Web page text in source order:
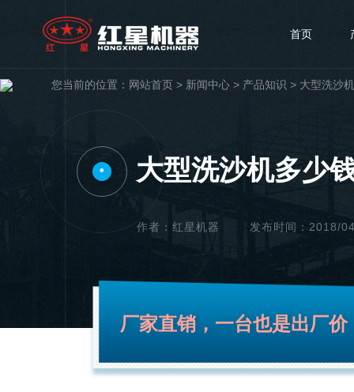
首页
您当前的位置： 网站首页 > 新闻中心 > 产品知识 > 大型洗沙
• 大型洗沙机多少
作者：红星机器 发布时间：2018/
厂家直销，一台也是出厂价